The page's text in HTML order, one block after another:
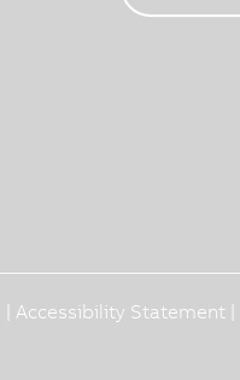
Accessibility Statement